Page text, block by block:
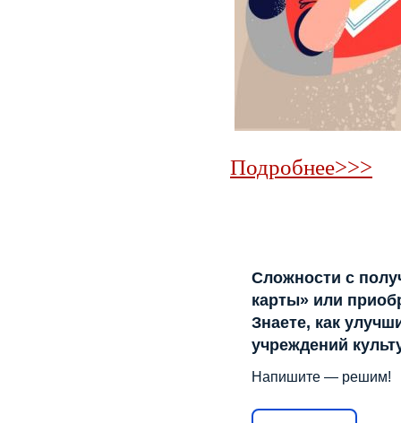
Подробнее>>>
Сложности с
карты» или
Знаете, как
учреждений
Напишите — решим!